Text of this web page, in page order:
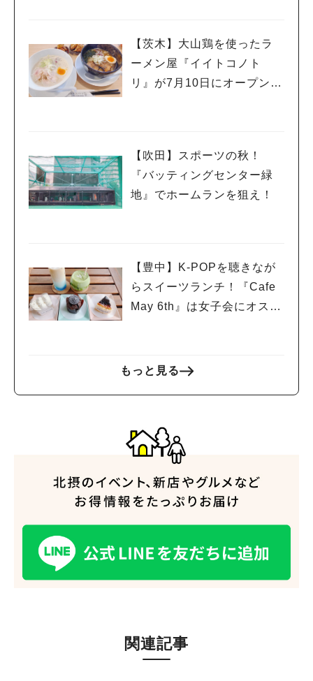
【茨木】大山鶏を使ったラ
ーメン屋『イイトコノト
リ』が7月10日にオープンし
【吹田】スポーツの秋！
『バッティングセンター緑
地』でホームランを狙え！
【豊中】K-POPを聴きなが
らスイーツランチ！『Cafe
May 6th』は女子会にオスス
もっと見る
関連記事
#今週どこいく？#自然とふれあう#ランチ#カフェ#まとめ
#教えたい／教えて投稿記事